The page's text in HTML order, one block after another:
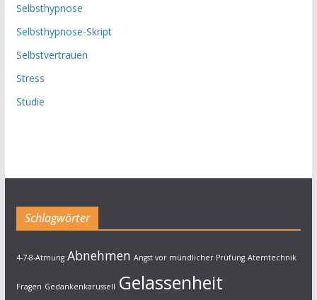
Selbsthypnose
Selbsthypnose-Skript
Selbstvertrauen
Stress
Studie
Schlagwörter
4-7-8-Atmung Abnehmen Angst vor mündlicher Prüfung Atemtechnik
Fragen Gedankenkarussell Gelassenheit